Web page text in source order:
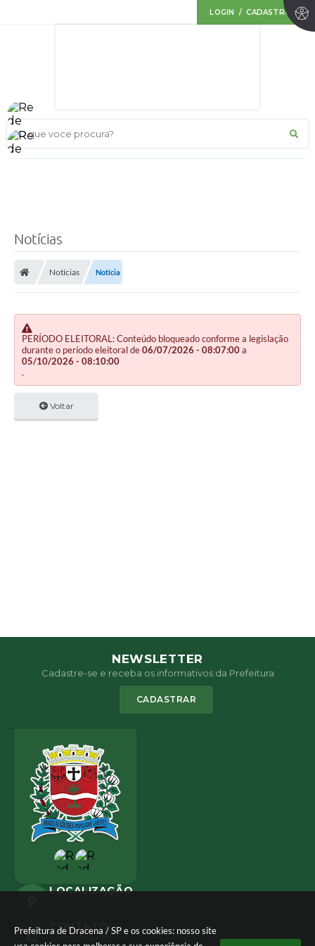
Prefeitura de Dracena / SP e os cookies: nosso site
LOGIN / CADASTRO
O que voce procura?
Notícias
Notícias Notícia
PERÍODO ELEITORAL: Conteúdo bloqueado conforme a legislação
durante o período eleitoral de06/07/2026 - 08:07:00a
05/10/2026 - 08:10:00
.
Voltar
NEWSLETTER
Cadastre-se e receba os informativos da Prefeitura
CADASTRAR
LOCALIZAÇÃO
CONTATO